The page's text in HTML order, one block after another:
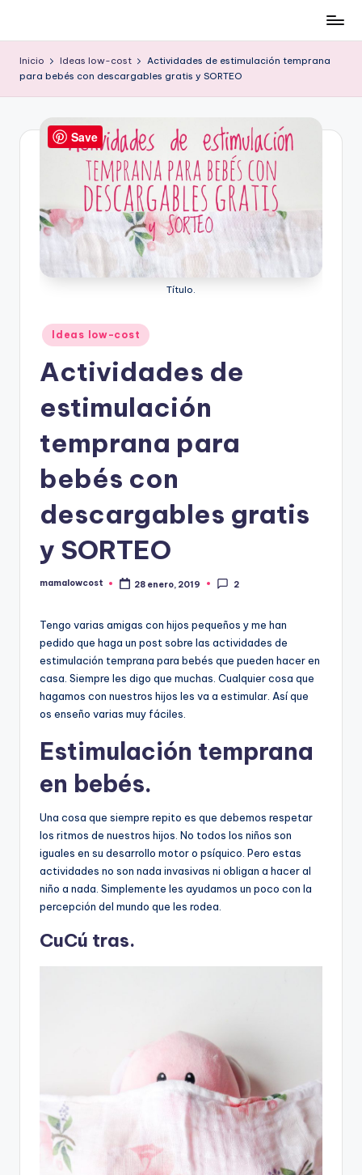
contenido
low-
no
morir
Inicio Ideas low-cost
Actividades de estimulación temprana
para bebés con descargables gratis y SORTEO
Título.
Publicado
en
Ideas low-cost
Actividades de
estimulación
temprana para
bebés con
descargables gratis
y SORTEO
Publicado
mamalowcost 28 enero, 2019 2
Tengo varias amigas con hijos pequeños y me han
pedido que haga un post sobre las actividades de
estimulación temprana para bebés que pueden hacer en
casa. Siempre les digo que muchas. Cualquier cosa que
hagamos con nuestros hijos les va a estimular. Así que
os enseño varias muy fáciles.
Estimulación temprana
en bebés.
Una cosa que siempre repito es que debemos respetar
los ritmos de nuestros hijos. No todos los niños son
iguales en su desarrollo motor o psíquico. Pero estas
actividades no son nada invasivas ni obligan a hacer al
niño a nada. Simplemente les ayudamos un poco con la
percepción del mundo que les rodea.
CuCú tras.
Save